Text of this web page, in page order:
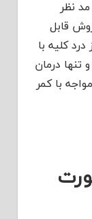
با
کمر